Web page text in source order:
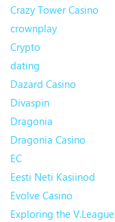
Crazy Tower Сasino
crownplay
Crypto
dating
Dazard Casino
Divaspin
Dragonia
Dragonia Casino
EC
Eesti Neti Kasiinod
Evolve Casino
Exploring the V.League